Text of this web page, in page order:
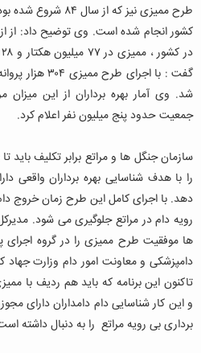
گفت : با اجرای
جمعیت حدود پنج میلیون نفر اعلام کرد.
سازمان جنگل ها و مراتع برابر تکلیف باید
را با هدف شناسایی بهره برداران واقعی
دهد. با اجرای کامل این طرح زمان خروج
رویه دام در مراتع جلوگیری می شود.
ها موفقیت طرح ممیزی را در گروه اجرای
دامپزشکی و معاونت امور دام وزارت
تاکنون این برنامه که باید هم ردیف با
و این کار شناسایی دام دامداران دارای
برداری بی رویه مراتع را به دنبال داشته